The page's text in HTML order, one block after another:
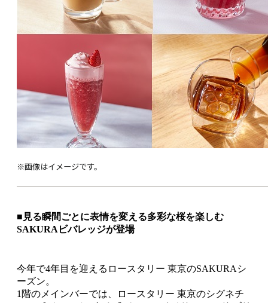
※画像はイメージです。
■見る瞬間ごとに表情を変える多彩な桜を楽しむ
SAKURAビバレッジが登場
今年で4年目を迎えるロースタリー 東京のSAKURAシ
ーズン。
1階のメインバーでは、ロースタリー 東京のシグネチ